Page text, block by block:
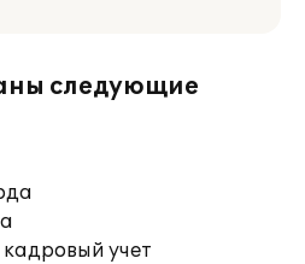
следующие
учет